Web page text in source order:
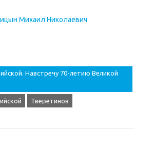
Михаил Николаевич
Навстречу 70-летию Великой
Тверетинов